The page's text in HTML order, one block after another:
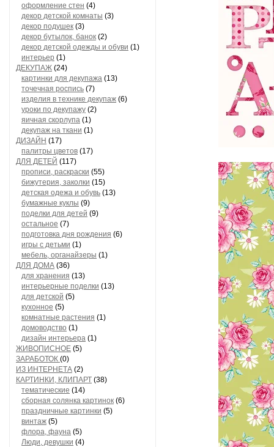
оформление стен (4)
декор детской комнаты (3)
декор подушек (3)
декор бутылок, банок (2)
декор детской одежды и обуви (1)
интерьер (1)
ДЕКУПАЖ (24)
картинки для декупажа (13)
точечная роспись (7)
изделия в технике декупаж (6)
уроки по декупажу (2)
яичная скорлупа (1)
декупаж на ткани (1)
ДИЗАЙН (17)
палитры цветов (17)
ДЛЯ ДЕТЕЙ (117)
прописи, раскраски (55)
бижутерия, заколки (15)
детская одежа и обувь (13)
бумажные куклы (9)
поделки для детей (9)
остальное (7)
подготовка дня рождения (6)
игры с детьми (1)
мебель, органайзеры (1)
ДЛЯ ДОМА (36)
для хранения (13)
интерьерные поделки (13)
для детской (5)
кухонное (5)
комнатные растения (1)
домоводство (1)
дизайн интерьера (1)
ЖИВОПИСНОЕ (5)
ЗАРАБОТОК (0)
ИЗ ИНТЕРНЕТА (2)
КАРТИНКИ, КЛИПАРТ (38)
тематические (14)
сборная солянка картинок (6)
праздничные картинки (5)
винтаж (5)
флора, фауна (5)
Люди, девушки (4)